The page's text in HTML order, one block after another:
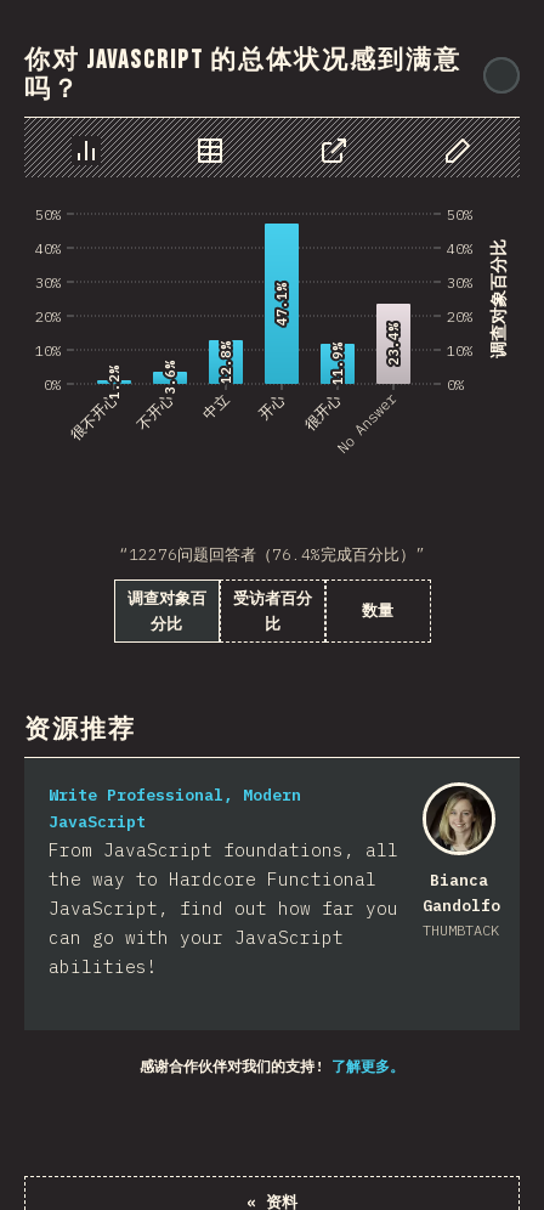
你对 JavaScript 的总体状况感到满意
吗？
图表 数据 分享 自定义数据
0%
10%
20%
30%
40%
50%
调查对象百分比
很不开心 不开心 中立 开心 很开心No Answer
0%
10%
20%
30%
40%
50%
1.2%
1.2% 3.6%
3.6% 12.8%
12.8%
47.1%
47.1%
11.9%
11.9% 23.4%
23.4%
“12276问题回答者（76.4%完成百分比）”
调查对象百
分比
受访者百分
比
数量
资源推荐
Bianca
Gandolfo
THUMBTACK
Write Professional, Modern
JavaScript
From JavaScript foundations, all
the way to Hardcore Functional
JavaScript, find out how far you
can go with your JavaScript
abilities!
感谢合作伙伴对我们的支持! 了解更多。
« 资料